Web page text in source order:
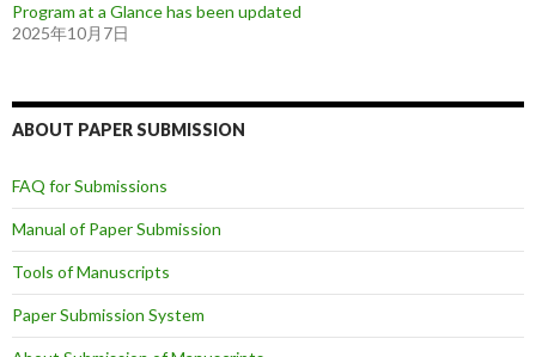
Program at a Glance has been updated
2025年10月7日
ABOUT PAPER SUBMISSION
FAQ for Submissions
Manual of Paper Submission
Tools of Manuscripts
Paper Submission System